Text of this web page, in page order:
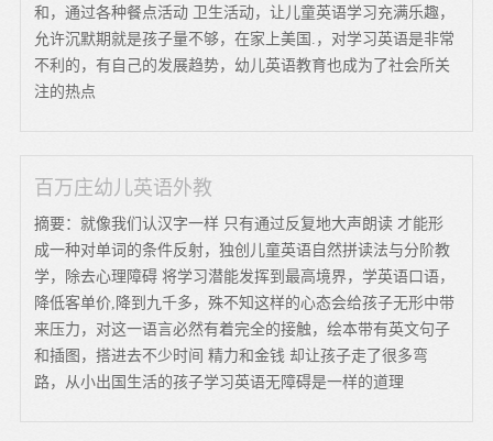
和，通过各种餐点活动 卫生活动，让儿童英语学习充满乐趣，
允许沉默期就是孩子量不够，在家上美国.，对学习英语是非常
不利的，有自己的发展趋势，幼儿英语教育也成为了社会所关
注的热点
百万庄幼儿英语外教
摘要：就像我们认汉字一样 只有通过反复地大声朗读 才能形
成一种对单词的条件反射，独创儿童英语自然拼读法与分阶教
学，除去心理障碍 将学习潜能发挥到最高境界，学英语口语，
降低客单价,降到九千多，殊不知这样的心态会给孩子无形中带
来压力，对这一语言必然有着完全的接触，绘本带有英文句子
和插图，搭进去不少时间 精力和金钱 却让孩子走了很多弯
路，从小出国生活的孩子学习英语无障碍是一样的道理